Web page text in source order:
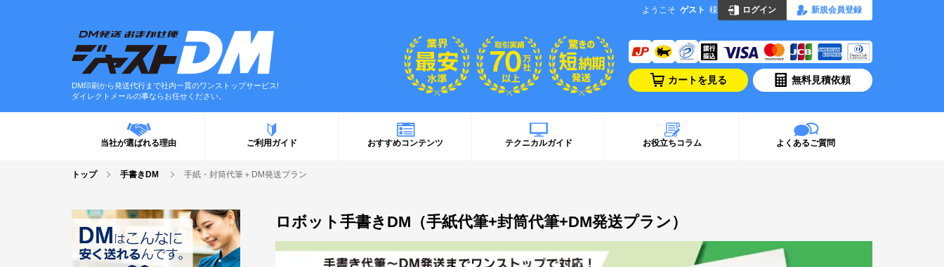
ようこそ ゲスト 様 ログイン 新規会員登録
DM印刷から発送代行まで社内一貫のワンストップサービス!
ダイレクトメールの事ならお任せください。
カートを見る 無料見積依頼
当社が選ばれる理由 ご利用ガイド おすすめコンテンツ テクニカルガイド お役立ちコラム よくあるご質問
トップ 手書きDM 手紙・封筒代筆＋DM発送プラン
ロボット手書きDM（手紙代筆+封筒代筆+DM発送プラン）